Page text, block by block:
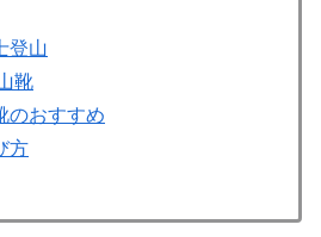
登山
靴
のおすすめ
方